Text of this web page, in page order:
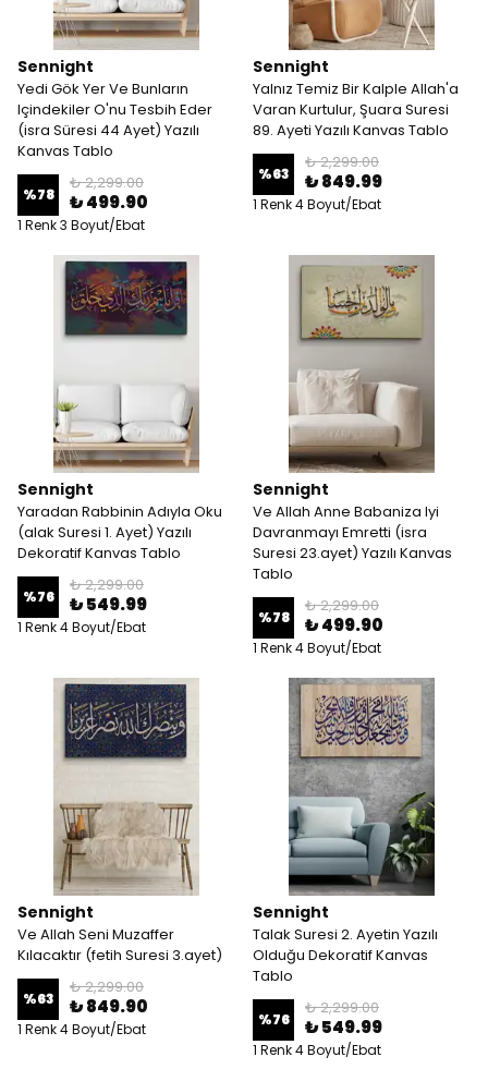
Sennight
Yedi Gök Yer Ve Bunların
Içindekiler O'nu Tesbih Eder
(isra Süresi 44 Ayet) Yazılı
Kanvas Tablo
%78
₺ 2,299.00
₺ 499.90
1 Renk 3 Boyut/Ebat
Sennight
Yalnız Temiz Bir Kalple Allah'a
Varan Kurtulur, Şuara Suresi
89. Ayeti Yazılı Kanvas Tablo
%63
₺ 2,299.00
₺ 849.99
1 Renk 4 Boyut/Ebat
Sennight
Yaradan Rabbinin Adıyla Oku
(alak Suresi 1. Ayet) Yazılı
Dekoratif Kanvas Tablo
%76
₺ 2,299.00
₺ 549.99
1 Renk 4 Boyut/Ebat
Sennight
Ve Allah Anne Babaniza Iyi
Davranmayı Emretti (isra
Suresi 23.ayet) Yazılı Kanvas
Tablo
%78
₺ 2,299.00
₺ 499.90
1 Renk 4 Boyut/Ebat
Sennight
Ve Allah Seni Muzaffer
Kılacaktır (fetih Suresi 3.ayet)
%63
₺ 2,299.00
₺ 849.90
1 Renk 4 Boyut/Ebat
Sennight
Talak Suresi 2. Ayetin Yazılı
Olduğu Dekoratif Kanvas
Tablo
%76
₺ 2,299.00
₺ 549.99
1 Renk 4 Boyut/Ebat